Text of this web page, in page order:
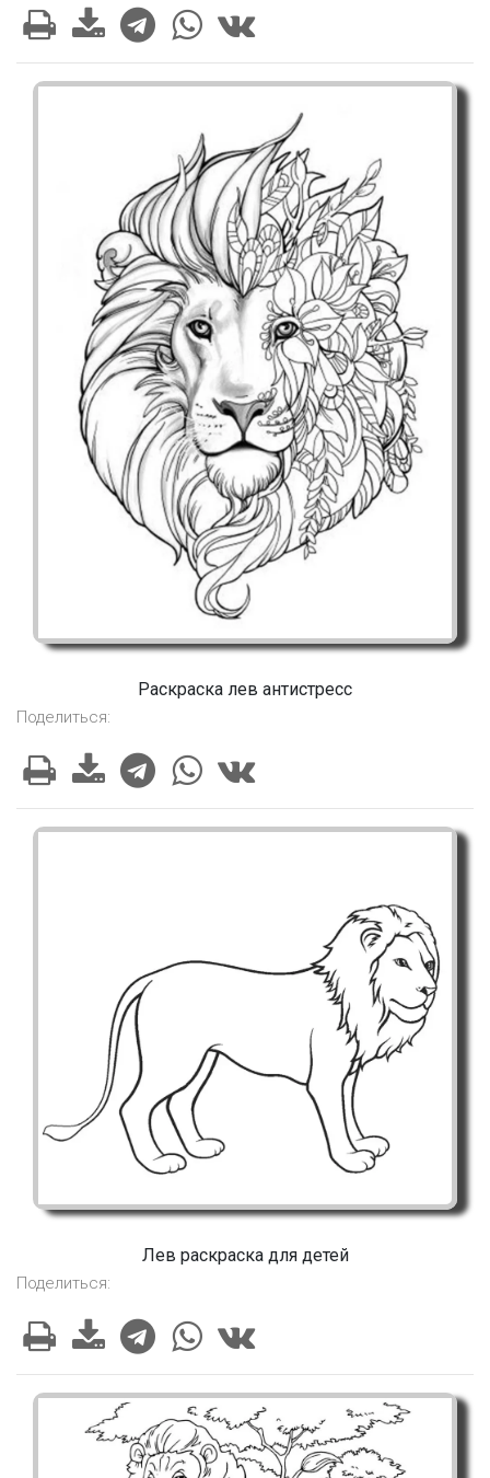
Раскраска лев антистресс
Поделиться:
Лев раскраска для детей
Поделиться: